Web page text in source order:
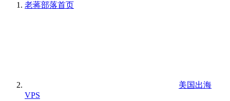
老蒋部落首页
美国出海
VPS